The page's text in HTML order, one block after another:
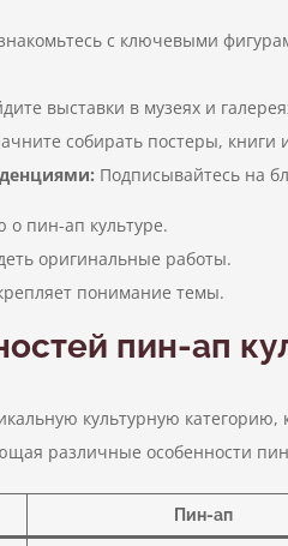
с ключевыми
выставки в музеях и
собирать постеры, книги
Подписывайтесь на
пин-ап культуре.
оригинальные работы.
понимание темы.
пин-ап
культурную
различные особенности
Пин-ап